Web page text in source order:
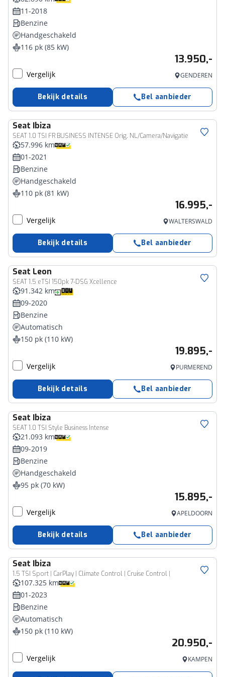
11-2018
Benzine
Handgeschakeld
116 pk (85 kW)
13.950,-
Vergelijk GENDEREN
Bekijk details Bel aanbieder
Seat Ibiza
SEAT 1.0 TSI FR BUSINESS INTENSE Orig. NL/Camera/Navigatie
57.996 km
01-2021
Benzine
Handgeschakeld
110 pk (81 kW)
16.995,-
Vergelijk WALTERSWALD
Bekijk details Bel aanbieder
Seat Leon
SEAT 1.5 eTSI 150pk 7-DSG Xcellence
91.342 km
09-2020
Benzine
Automatisch
150 pk (110 kW)
19.895,-
Vergelijk PURMEREND
Bekijk details Bel aanbieder
Seat Ibiza
SEAT 1.0 TSI Style Business Intense
21.093 km
09-2019
Benzine
Handgeschakeld
95 pk (70 kW)
15.895,-
Vergelijk APELDOORN
Bekijk details Bel aanbieder
Seat Ibiza
1.5 TSI Sport | CarPlay | Climate Control | Cruise Control |
107.325 km
01-2023
Benzine
Automatisch
150 pk (110 kW)
20.950,-
Vergelijk KAMPEN